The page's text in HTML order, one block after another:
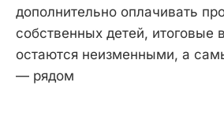
дополнительно оплачивать
собственных детей, итоговые
остаются неизменными, а
— рядом